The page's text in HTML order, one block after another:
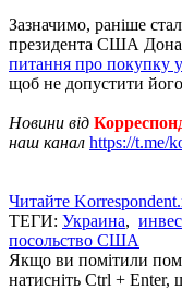
Зазначимо, раніше
президента США
питання про покупку
щоб не допустити
Новини від
наш канал https://t.me/
Читайте
ТЕГИ: Украина,
посольство США
Якщо ви помітили
натисніть Ctrl + Enter,